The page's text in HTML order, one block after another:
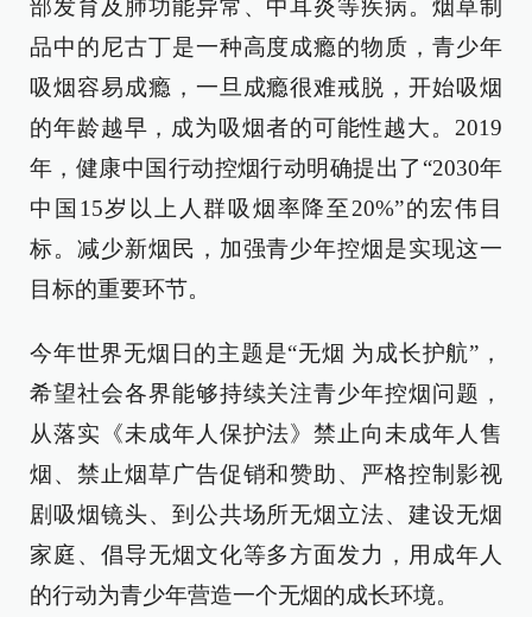
部发育及肺功能异常、中耳炎等疾病。烟草制
品中的尼古丁是一种高度成瘾的物质，青少年
吸烟容易成瘾，一旦成瘾很难戒脱，开始吸烟
的年龄越早，成为吸烟者的可能性越大。2019
年，健康中国行动控烟行动明确提出了“2030年
中国15岁以上人群吸烟率降至20%”的宏伟目
标。减少新烟民，加强青少年控烟是实现这一
目标的重要环节。
今年世界无烟日的主题是“无烟 为成长护航”，
希望社会各界能够持续关注青少年控烟问题，
从落实《未成年人保护法》禁止向未成年人售
烟、禁止烟草广告促销和赞助、严格控制影视
剧吸烟镜头、到公共场所无烟立法、建设无烟
家庭、倡导无烟文化等多方面发力，用成年人
的行动为青少年营造一个无烟的成长环境。